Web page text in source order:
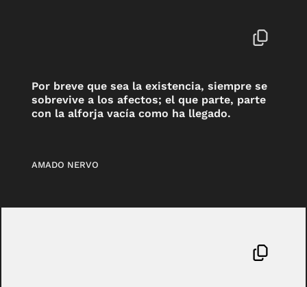
Por breve que sea la existencia, siempre se
sobrevive a los afectos; el que parte, parte
con la alforja vacía como ha llegado.
AMADO NERVO